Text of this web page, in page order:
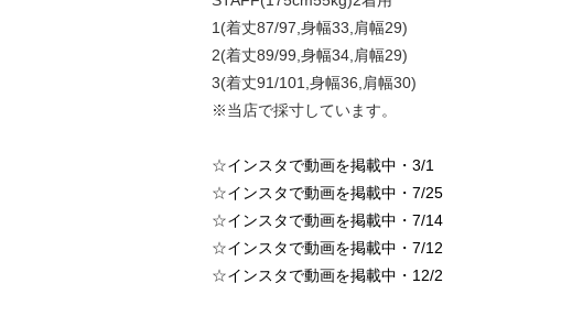
1(着丈87/97,身幅33,肩幅29)
2(着丈89/99,身幅34,肩幅29)
3(着丈91/101,身幅36,肩幅30)
※当店で採寸しています。
☆インスタで動画を掲載中・3/1
☆インスタで動画を掲載中・7/25
☆インスタで動画を掲載中・7/14
☆インスタで動画を掲載中・7/12
☆インスタで動画を掲載中・12/2